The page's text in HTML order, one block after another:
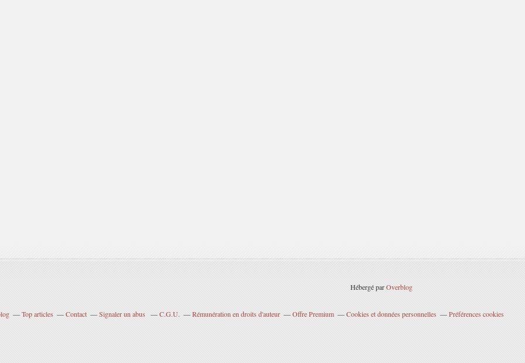
Hébergé parOverblog
Top articles Contact Signaler un abus C.G.U. Rémunération en droits d'auteur Offre Premium Cookies et données personnelles Préférences cookies